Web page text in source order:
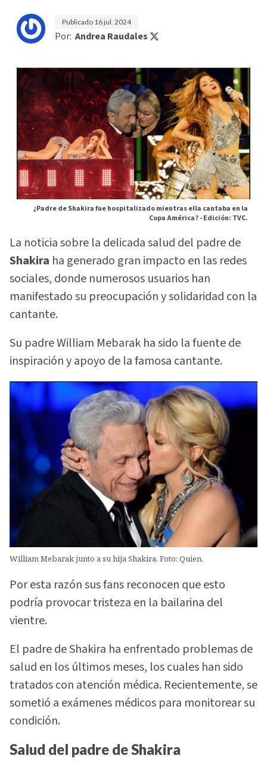
Publicado 16 jul. 2024
Por: Andrea Raudales
¿Padre de Shakira fue hospitalizado mientras ella cantaba en la
Copa América? -Edición: TVC.
La noticia sobre la delicada salud del padre de
Shakira ha generado gran impacto en las redes
sociales, donde numerosos usuarios han
manifestado su preocupación y solidaridad con la
cantante.
Su padre William Mebarak ha sido la fuente de
inspiración y apoyo de la famosa cantante.
William Mebarak junto a su hija Shakira. Foto: Quien.
Por esta razón sus fans reconocen que esto
podría provocar tristeza en la bailarina del
vientre.
El padre de Shakira ha enfrentado problemas de
salud en los últimos meses, los cuales han sido
tratados con atención médica. Recientemente, se
sometió a exámenes médicos para monitorear su
condición.
Salud del padre de Shakira